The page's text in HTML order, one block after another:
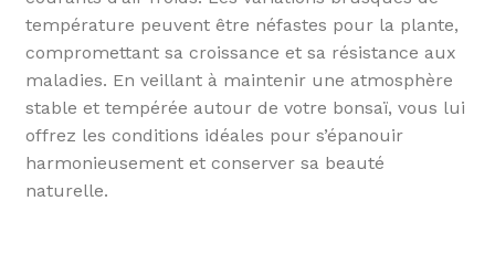
température peuvent être néfastes pour la plante,
compromettant sa croissance et sa résistance aux
maladies. En veillant à maintenir une atmosphère
stable et tempérée autour de votre bonsaï, vous lui
offrez les conditions idéales pour s’épanouir
harmonieusement et conserver sa beauté
naturelle.